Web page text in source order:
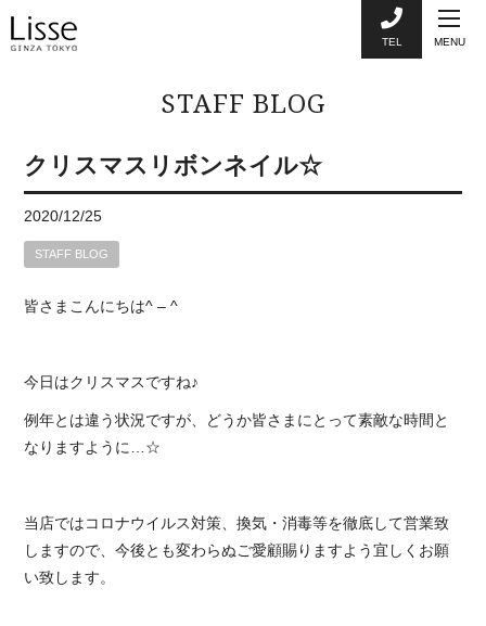
TEL MENU
STAFF BLOG
クリスマスリボンネイル☆
2020/12/25
STAFF BLOG
皆さまこんにちは^ – ^
今日はクリスマスですね♪
例年とは違う状況ですが、どうか皆さまにとって素敵な時間と
なりますように
…☆
当店ではコロナウイルス対策、換気・消毒等を徹底して営業致
しますので、今後とも変わらぬご愛顧賜りますよう宜しくお願
い致します。